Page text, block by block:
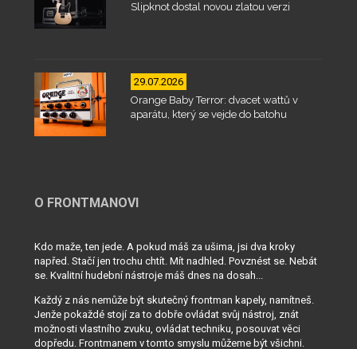
Slipknot dostal novou zlatou verzi
29.07.2026
Orange Baby Terror: dvacet wattů v
aparátu, který se vejde do batohu
O FRONTMANOVI
Kdo maže, ten jede. A pokud máš za ušima, jsi dva kroky
napřed. Stačí jen trochu chtít. Mít nadhled. Povznést se. Nebát
se. Kvalitní hudební nástroje máš dnes na dosah...
Každý z nás nemůže být skutečný frontman kapely, namítneš.
Jenže pokaždé stojí za to dobře ovládat svůj nástroj, znát
možnosti vlastního zvuku, ovládat techniku, posouvat věci
dopředu. Frontmanem v tomto smyslu můžeme být všichni.